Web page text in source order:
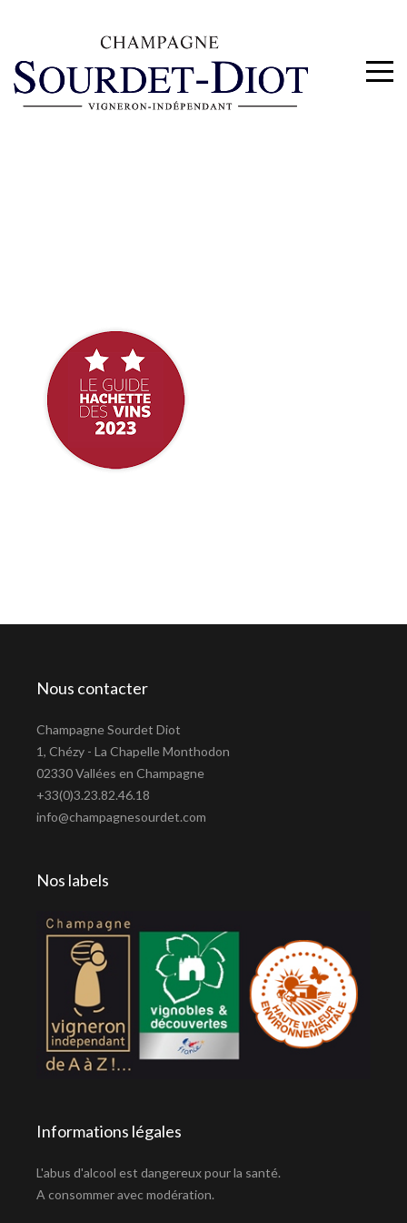
Nous contacter
Champagne Sourdet Diot
1, Chézy - La Chapelle Monthodon
02330 Vallées en Champagne
+33(0)3.23.82.46.18
info@champagnesourdet.com
Nos labels
Informations légales
L'abus d'alcool est dangereux pour la santé.
A consommer avec modération.